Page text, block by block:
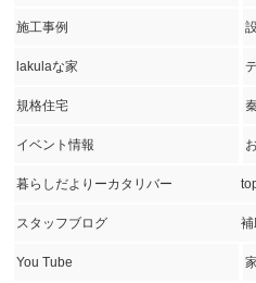
施工事例
lakulaな家
規格住宅
イベント情報
暮らしだよりーカタリバー
スタッフブログ 補
You Tube